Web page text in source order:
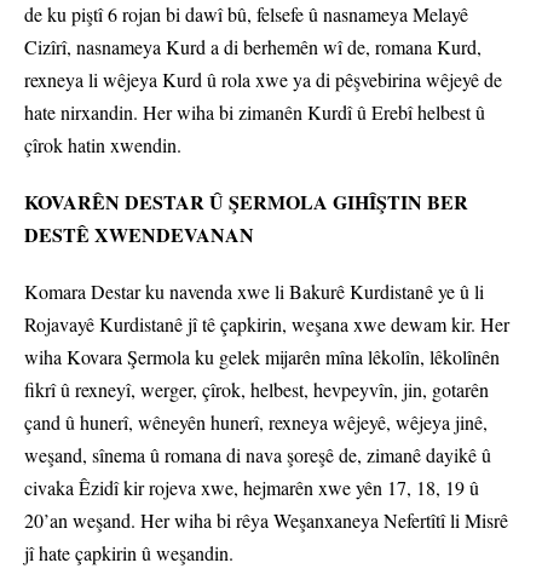
de ku piştî 6 rojan bi dawî bû, felsefe û nasnameya Melayê
Cizîrî, nasnameya Kurd a di berhemên wî de, romana Kurd,
rexneya li wêjeya Kurd û rola xwe ya di pêşvebirina wêjeyê de
hate nirxandin. Her wiha bi zimanên Kurdî û Erebî helbest û
çîrok hatin xwendin.
KOVARÊN DESTAR Û ŞERMOLA GIHÎŞTIN BER
DESTÊ XWENDEVANAN
Komara Destar ku navenda xwe li Bakurê Kurdistanê ye û li
Rojavayê Kurdistanê jî tê çapkirin, weşana xwe dewam kir. Her
wiha Kovara Şermola ku gelek mijarên mîna lêkolîn, lêkolînên
fikrî û rexneyî, werger, çîrok, helbest, hevpeyvîn, jin, gotarên
çand û hunerî, wêneyên hunerî, rexneya wêjeyê, wêjeya jinê,
weşand, sînema û romana di nava şoreşê de, zimanê dayikê û
civaka Êzidî kir rojeva xwe, hejmarên xwe yên 17, 18, 19 û
20’an weşand. Her wiha bi rêya Weşanxaneya Nefertîtî li Misrê
jî hate çapkirin û weşandin.